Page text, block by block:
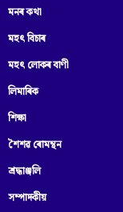
মনৰ কথা
মহৎ বিচাৰ
মহৎ লোকৰ বাণী
লিমাৰিক
শিক্ষা
শৈশৱ ৰোমন্থন
শ্ৰদ্ধাঞ্জলি
সম্পাদকীয়